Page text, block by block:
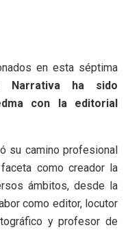
en esta séptima
ha sido
con la editorial
su camino profesional
como creador la
ámbitos, desde la
como editor, locutor
y profesor de